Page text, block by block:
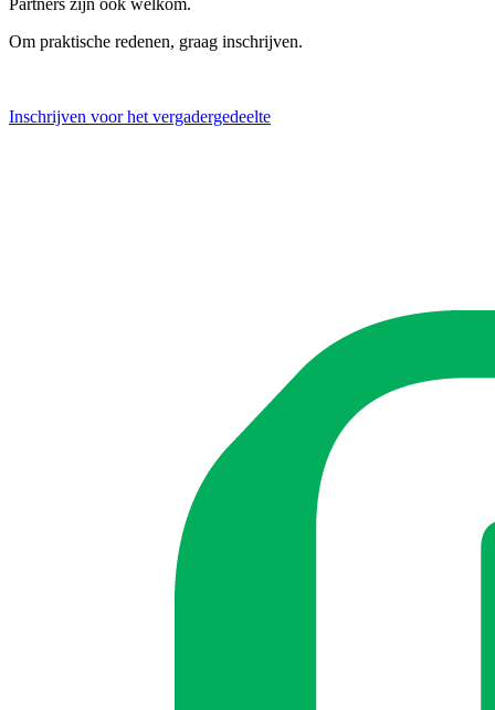
Partners zijn ook welkom.
Om praktische redenen, graag inschrijven.
Inschrijven voor het vergadergedeelte